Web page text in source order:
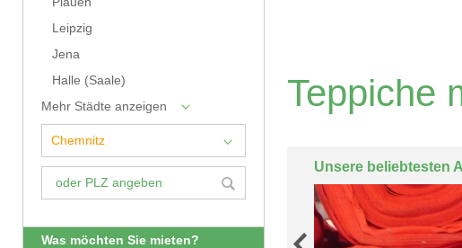
Leipzig
Jena
Halle (Saale)
Mehr Städte anzeigen
Was möchten Sie mieten?
Teppiche
Unsere beliebtesten